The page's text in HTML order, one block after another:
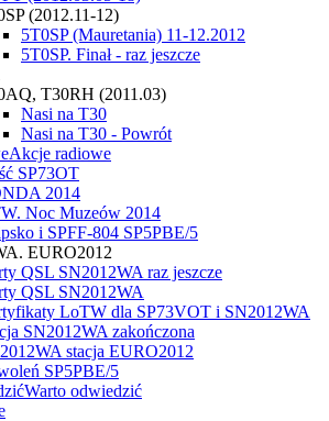
(2012.11-12)
5T0SP (Mauretania) 11-12.2012
5T0SP. Finał - raz jeszcze
T30RH (2011.03)
Nasi na T30
Nasi na T30 - Powrót
Akcje radiowe
SP73OT
2014
Noc Muzeów 2014
i SPFF-804 SP5PBE/5
EURO2012
QSL SN2012WA raz jeszcze
QSL SN2012WA
LoTW dla SP73VOT i SN2012WA
SN2012WA zakończona
stacja EURO2012
SP5PBE/5
Warto odwiedzić